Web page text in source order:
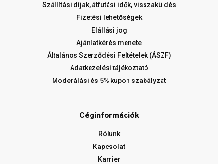
Szállítási díjak, átfutási idők, visszaküldés
Fizetési lehetőségek
Elállási jog
Ajánlatkérés menete
Általános Szerződési Feltételek (ÁSZF)
Adatkezelési tájékoztató
Moderálási és 5% kupon szabályzat
Céginformációk
Rólunk
Kapcsolat
Karrier